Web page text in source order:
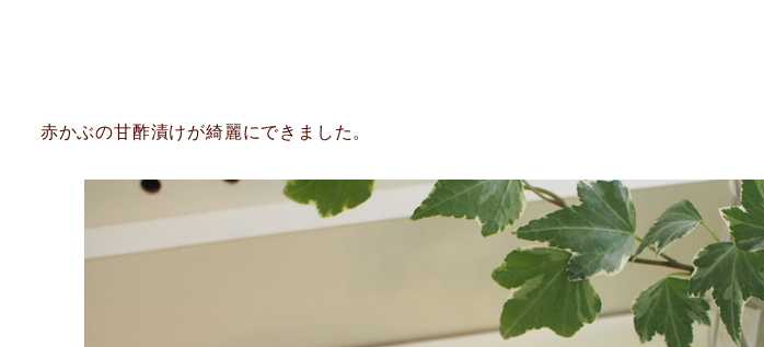
赤かぶの甘酢漬けが綺麗にできました。